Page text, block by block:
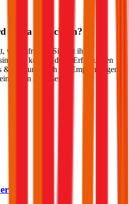
Kuga versichern?
wie zufrieden Sie mit ihrer
Sie können diese Erfahrungen
& Leistung auch die Empfehlungen
zu lassen: